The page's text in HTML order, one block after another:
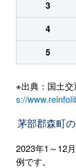
3
4
5
※出典：国土
s://
茅部郡森町
2023年1～12
例です。